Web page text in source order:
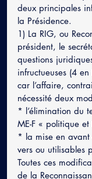
deux principales
la Présidence.
1) La RIG, ou
président, le
questions
infructueuses (4
car l’affaire,
nécessité deux
* l’élimination du
ME-F « politique
* la mise en avant
vers ou utilisables
Toutes ces
de la